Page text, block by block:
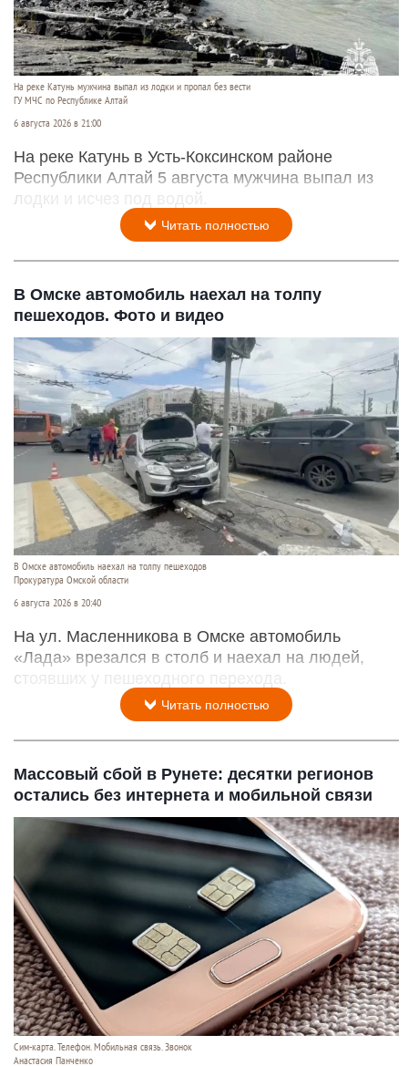
На реке Катунь мужчина выпал из лодки и пропал без вести
ГУ МЧС по Республике Алтай
6 августа 2026 в 21:00
На реке Катунь в Усть-Коксинском районе
Республики Алтай 5 августа мужчина выпал из
лодки и исчез под водой.
Читать полностью
В Омске автомобиль наехал на толпу
пешеходов. Фото и видео
В Омске автомобиль наехал на толпу пешеходов
Прокуратура Омской области
6 августа 2026 в 20:40
На ул. Масленникова в Омске автомобиль
«Лада» врезался в столб и наехал на людей,
стоявших у пешеходного перехода.
Читать полностью
Массовый сбой в Рунете: десятки регионов
остались без интернета и мобильной связи
Сим-карта. Телефон. Мобильная связь. Звонок
Анастасия Панченко